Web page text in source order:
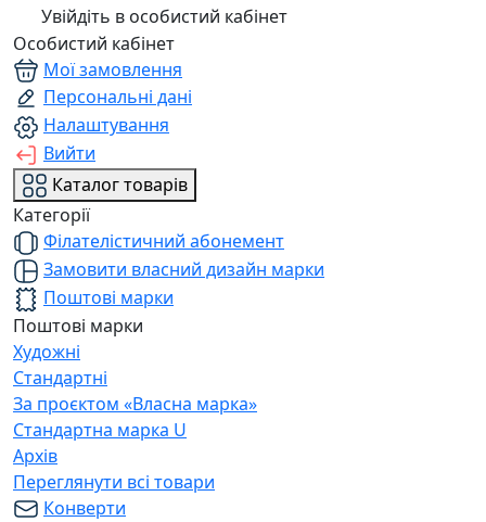
Увійдіть в особистий кабінет
Особистий кабінет
Мої замовлення
Персональні дані
Налаштування
Вийти
Каталог товарів
Категорії
Філателістичний абонемент
Замовити власний дизайн марки
Поштові марки
Поштові марки
Художні
Стандартні
За проєктом «Власна марка»
Стандартна марка U
Архів
Переглянути всі товари
Конверти